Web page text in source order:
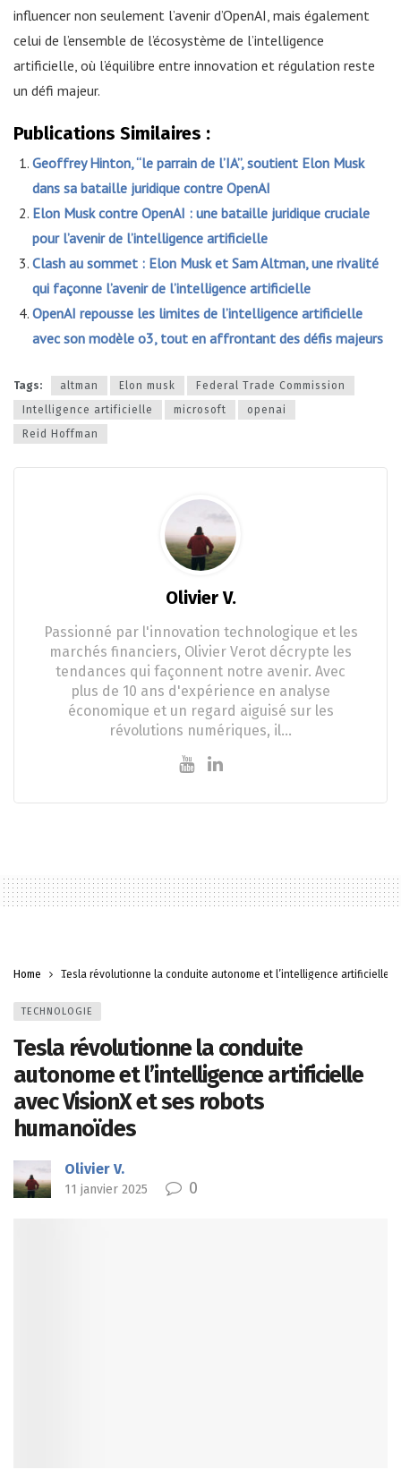
influencer non seulement l’avenir d’OpenAI, mais également
celui de l’ensemble de l’écosystème de l’intelligence
artificielle, où l’équilibre entre innovation et régulation reste
un défi majeur.
Publications Similaires :
Geoffrey Hinton, “le parrain de l’IA”, soutient Elon Musk
dans sa bataille juridique contre OpenAI
Elon Musk contre OpenAI : une bataille juridique cruciale
pour l’avenir de l’intelligence artificielle
Clash au sommet : Elon Musk et Sam Altman, une rivalité
qui façonne l’avenir de l’intelligence artificielle
OpenAI repousse les limites de l’intelligence artificielle
avec son modèle o3, tout en affrontant des défis majeurs
Tags: altman Elon musk
Federal Trade Commission
Intelligence artificielle
microsoft
openai
Reid Hoffman
Olivier V.
Passionné par l'innovation technologique et les
marchés financiers, Olivier Verot décrypte les
tendances qui façonnent notre avenir. Avec
plus de 10 ans d'expérience en analyse
économique et un regard aiguisé sur les
révolutions numériques, il…
Home Tesla révolutionne la conduite autonome et l’intelligence artificielle
TECHNOLOGIE
Tesla révolutionne la conduite
autonome et l’intelligence artificielle
avec VisionX et ses robots
humanoïdes
Olivier V.
11 janvier 2025 0